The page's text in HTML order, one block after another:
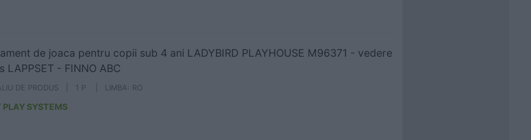
de joaca pentru copii sub 4 ani LADYBIRD PLAYHOUSE M96371 - vedere
LAPPSET - FINNO ABC
DE PRODUS | 1 P | LIMBA: RO
PLAY SYSTEMS